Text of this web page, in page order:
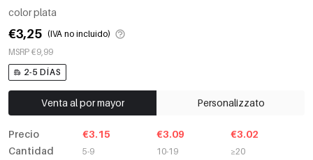
color plata
€3,25 (IVA no incluido)
MSRP €9,99
2-5 DÍAS
Venta al por mayor Personalizzato
Precio
Cantidad
€3.15
5-9
€3.09
10-19
€3.02
≥20